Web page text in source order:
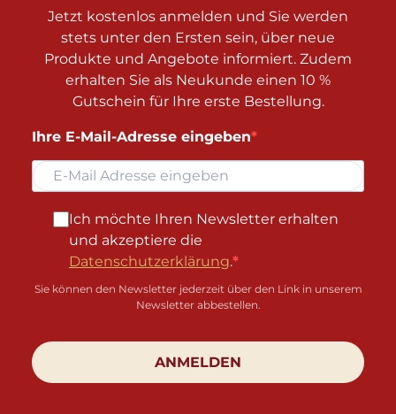
Jetzt kostenlos anmelden und Sie werden
stets unter den Ersten sein, über neue
Produkte und Angebote informiert. Zudem
erhalten Sie als Neukunde einen 10 %
Gutschein für Ihre erste Bestellung.
Ihre E-Mail-Adresse eingeben
Ich möchte Ihren Newsletter erhalten
und akzeptiere die
Datenschutzerklärung.
Sie können den Newsletter jederzeit über den Link in unserem
Newsletter abbestellen.
ANMELDEN